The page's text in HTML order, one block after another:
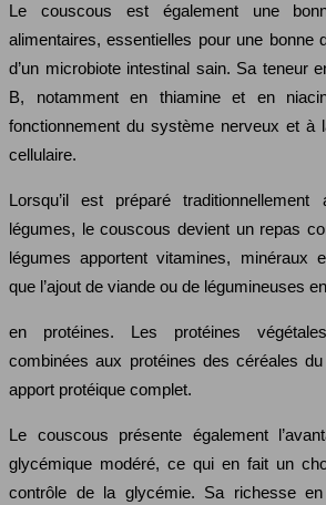
Le couscous est également une
alimentaires, essentielles pour une bonne
d’un microbiote intestinal sain. Sa teneur
B, notamment en thiamine et en
fonctionnement du système nerveux et à
cellulaire.
Lorsqu’il est préparé
légumes, le couscous devient un repas
légumes apportent vitamines, minéraux
que l’ajout de viande ou de légumineuses
en protéines. Les protéines
combinées aux protéines des céréales
apport protéique complet.
Le couscous présente également
glycémique modéré, ce qui en fait un
contrôle de la glycémie. Sa richesse